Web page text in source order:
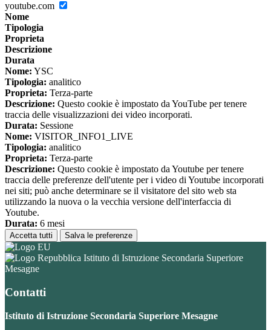
youtube.com
Nome
Tipologia
Proprieta
Descrizione
Durata
Nome: YSC
Tipologia: analitico
Proprieta: Terza-parte
Descrizione: Questo cookie è impostato da YouTube per tenere
traccia delle visualizzazioni dei video incorporati.
Durata: Sessione
Nome: VISITOR_INFO1_LIVE
Tipologia: analitico
Proprieta: Terza-parte
Descrizione: Questo cookie è impostato da Youtube per tenere
traccia delle preferenze dell'utente per i video di Youtube incorporati
nei siti; può anche determinare se il visitatore del sito web sta
utilizzando la nuova o la vecchia versione dell'interfaccia di
Youtube.
Durata: 6 mesi
Accetta tutti Salva le preferenze
Istituto di Istruzione Secondaria Superiore
Mesagne
Contatti
Istituto di Istruzione Secondaria Superiore Mesagne